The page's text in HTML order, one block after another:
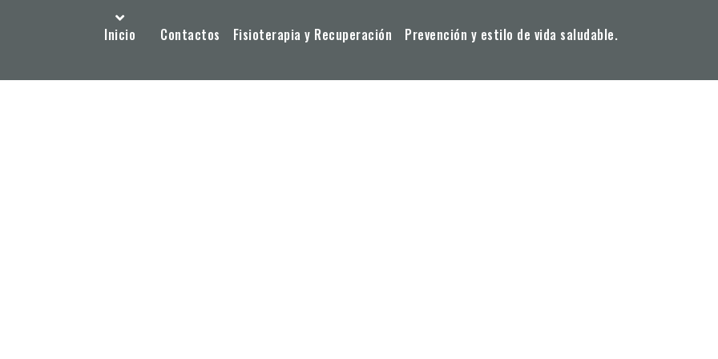
Inicio Contactos Fisioterapia y Recuperación Prevención y estilo de vida saludable.